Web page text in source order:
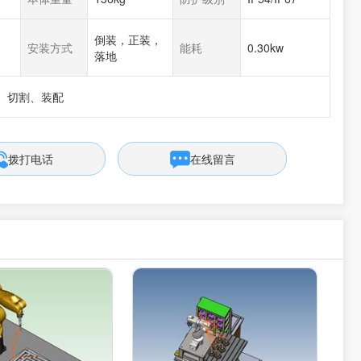
安装方式
倒装，正装，
落地
能耗 0.30kw
切割、装配
拨打电话 在线留言